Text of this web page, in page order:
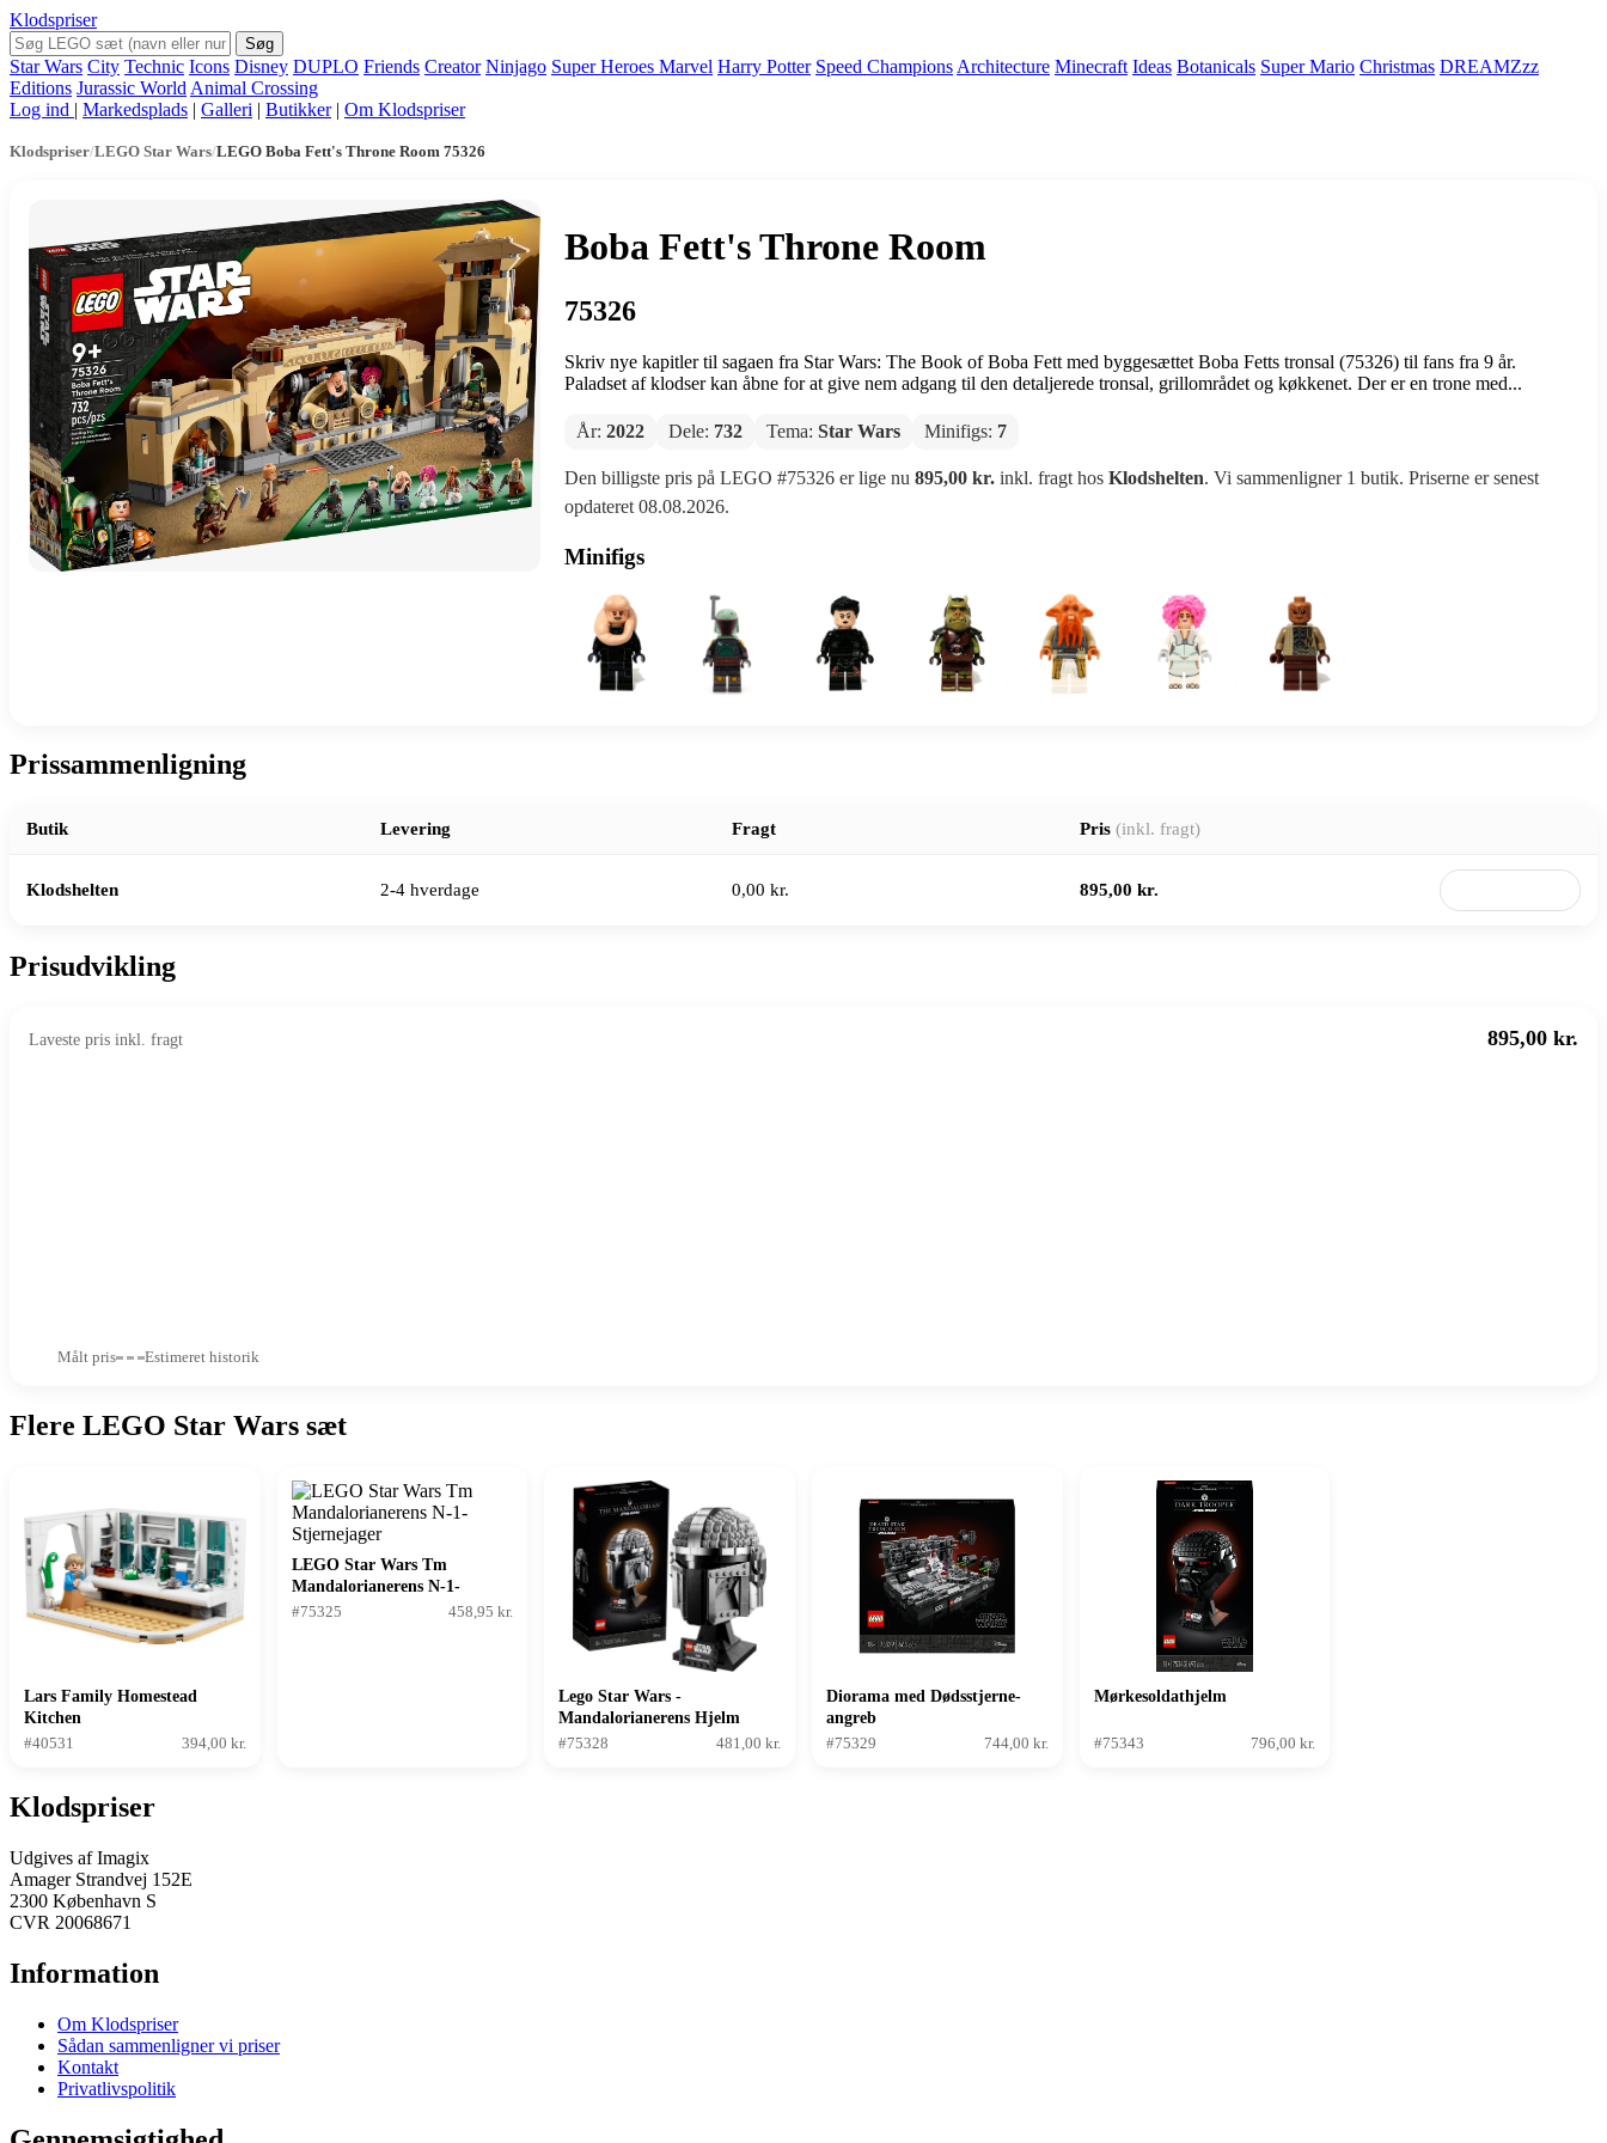
Klodspriser
Søg
Star Wars City Technic Icons Disney DUPLO Friends Creator Ninjago Super Heroes Marvel Harry Potter Speed Champions Architecture Minecraft Ideas Botanicals Super Mario Christmas DREAMZzz
Editions Jurassic World Animal Crossing
Log ind | Markedsplads | Galleri | Butikker | Om Klodspriser
Klodspriser/LEGO Star Wars/LEGO Boba Fett's Throne Room 75326
Boba Fett's Throne Room
75326
Skriv nye kapitler til sagaen fra Star Wars: The Book of Boba Fett med byggesættet Boba Fetts tronsal (75326) til fans fra 9 år.
Paladset af klodser kan åbne for at give nem adgang til den detaljerede tronsal, grillområdet og køkkenet. Der er en trone med...
År: 2022 Dele: 732 Tema: Star Wars Minifigs: 7
Den billigste pris på LEGO #75326 er lige nu 895,00 kr.inkl. fragt hos Klodshelten. Vi sammenligner 1 butik. Priserne er senest
opdateret 08.08.2026.
Minifigs
Prissammenligning
Butik Levering Fragt Pris (inkl. fragt)
Klodshelten 2-4 hverdage 0,00 kr. 895,00 kr.
Prisudvikling
Laveste pris inkl. fragt 895,00 kr.
Målt pris Estimeret historik
Flere LEGO Star Wars sæt
Lars Family Homestead
Kitchen
#40531
394,00 kr.
LEGO Star Wars Tm
Mandalorianerens N-1-
Stjernejager
#75325 458,95 kr.
Lego Star Wars -
Mandalorianerens Hjelm
#75328
481,00 kr.
Diorama med Dødsstjerne-
angreb
#75329
744,00 kr.
Mørkesoldathjelm
#75343 796,00 kr.
Klodspriser
Udgives af Imagix
Amager Strandvej 152E
2300 København S
CVR 20068671
Information
Om Klodspriser
Sådan sammenligner vi priser
Kontakt
Privatlivspolitik